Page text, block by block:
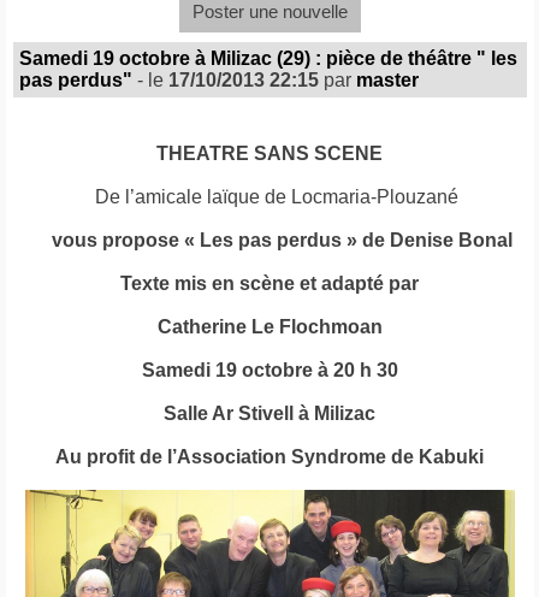
Poster une nouvelle
Samedi 19 octobre à Milizac (29) : pièce de théâtre " les
pas perdus" - le 17/10/2013 22:15par master
THEATRE SANS SCENE
De l’amicale laïque de Locmaria-Plouzané
vous propose « Les pas perdus » de Denise Bonal
Texte mis en scène et adapté par
Catherine Le Flochmoan
Samedi 19 octobre à 20 h 30
Salle Ar Stivell à Milizac
Au profit de l’Association Syndrome de Kabuki